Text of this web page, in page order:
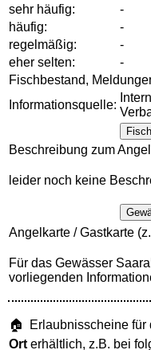
sehr häufig:
-
häufig:
-
regelmäßig:
-
eher selten:
-
Fischbestand,
Informationsquelle:
Beschreibung zum
leider noch keine
Angelkarte / Gastkarte
Für das Gewässer
vorliegenden
🏠 Erlaubnisscheine für
Ort erhältlich, z.B. bei